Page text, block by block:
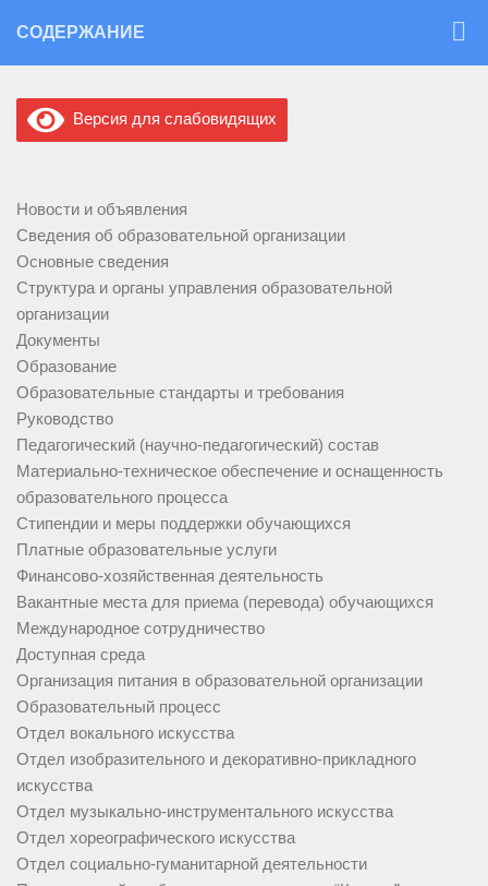
Перейти к содержимому
СОДЕРЖАНИЕ
Версия для слабовидящих
Новости и объявления
Сведения об образовательной организации
Основные сведения
Структура и органы управления образовательной
организации
Документы
Образование
Образовательные стандарты и требования
Руководство
Педагогический (научно-педагогический) состав
Материально-техническое обеспечение и оснащенность
образовательного процесса
Стипендии и меры поддержки обучающихся
Платные образовательные услуги
Финансово-хозяйственная деятельность
Вакантные места для приема (перевода) обучающихся
Международное сотрудничество
Доступная среда
Организация питания в образовательной организации
Образовательный процесс
Отдел вокального искусства
Отдел изобразительного и декоративно-прикладного
искусства
Отдел музыкально-инструментального искусства
Отдел хореографического искусства
Отдел социально-гуманитарной деятельности